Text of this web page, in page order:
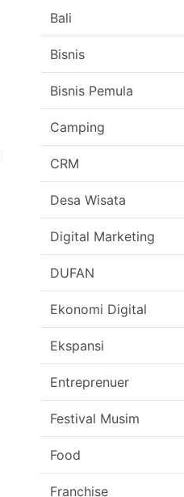
Bali
Bisnis
Bisnis Pemula
Camping
CRM
Desa Wisata
Digital Marketing
DUFAN
Ekonomi Digital
Ekspansi
Entreprenuer
Festival Musim
Food
Franchise